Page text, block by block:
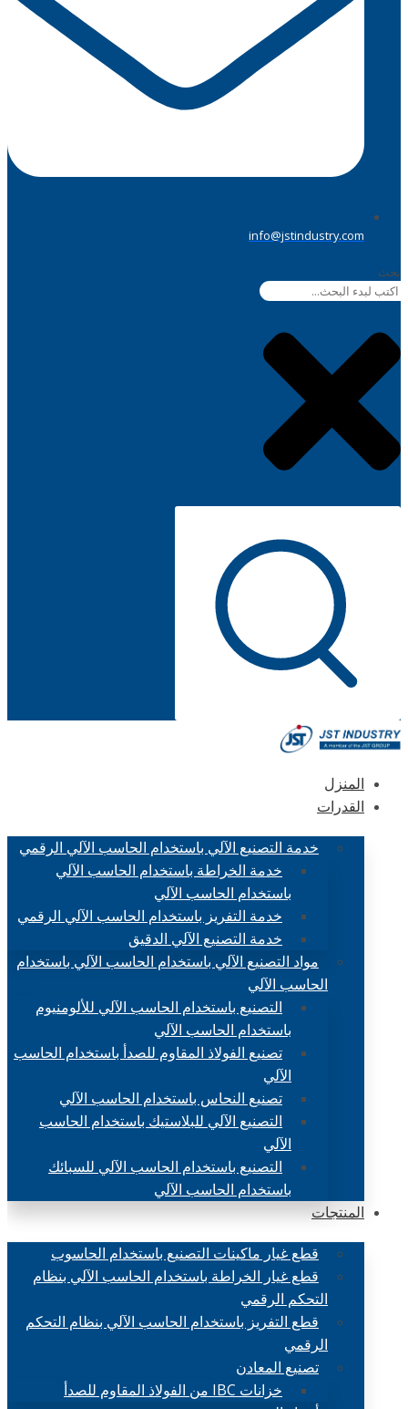
info@jstindustry.com
بحث
المنزل
القدرات
خدمة التصنيع الآلي باستخدام الحاسب الآلي الرقمي
خدمة الخراطة باستخدام الحاسب الآلي
باستخدام الحاسب الآلي
خدمة التفريز باستخدام الحاسب الآلي الرقمي
خدمة التصنيع الآلي الدقيق
مواد التصنيع الآلي باستخدام الحاسب الآلي باستخدام
الحاسب الآلي
التصنيع باستخدام الحاسب الآلي للألومنيوم
باستخدام الحاسب الآلي
تصنيع الفولاذ المقاوم للصدأ باستخدام الحاسب
الآلي
تصنيع النحاس باستخدام الحاسب الآلي
التصنيع الآلي للبلاستيك باستخدام الحاسب
الآلي
التصنيع باستخدام الحاسب الآلي للسبائك
باستخدام الحاسب الآلي
المنتجات
قطع غيار ماكينات التصنيع باستخدام الحاسوب
قطع غيار الخراطة باستخدام الحاسب الآلي بنظام
التحكم الرقمي
قطع التفريز باستخدام الحاسب الآلي بنظام التحكم
الرقمي
تصنيع المعادن
خزانات IBC من الفولاذ المقاوم للصدأ